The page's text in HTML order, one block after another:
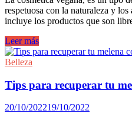
respetuosa con la naturaleza y
incluye los productos que son
Cosmética
Vegana.
Que
y
porqué
nos
Leer más
Belleza
Tips para recuperar tu
20/10/202219/10/2022